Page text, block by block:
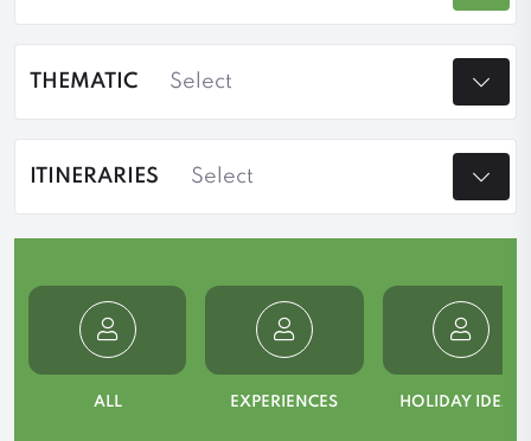
THEMATIC
ITINERARIES
ALL EXPERIENCES HOLIDAY IDEAS